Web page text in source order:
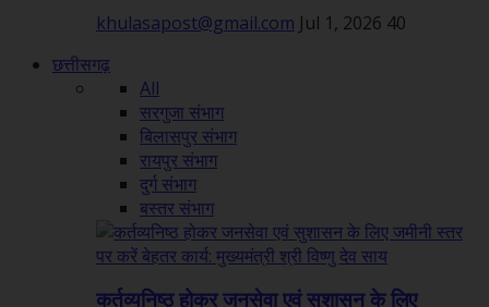
khulasapost@gmail.com Jul 1, 2026 40
छत्तीसगढ़
All
सरगुजा संभाग
बिलासपुर संभाग
रायपुर संभाग
दुर्ग संभाग
बस्तर संभाग
कर्तव्यनिष्ठ होकर जनसेवा एवं सुशासन के लिए